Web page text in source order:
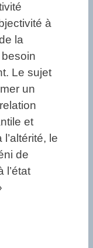
à
la
Le sujet
un
et
l’altérité, le
de
l’état